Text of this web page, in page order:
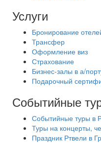
Услуги
Бронирование
Трансфер
Оформление виз
Страхование
Бизнес-залы в а/
Подарочный
Событийные
Событийные туры в
Туры на концерты,
Праздник Ртвели в